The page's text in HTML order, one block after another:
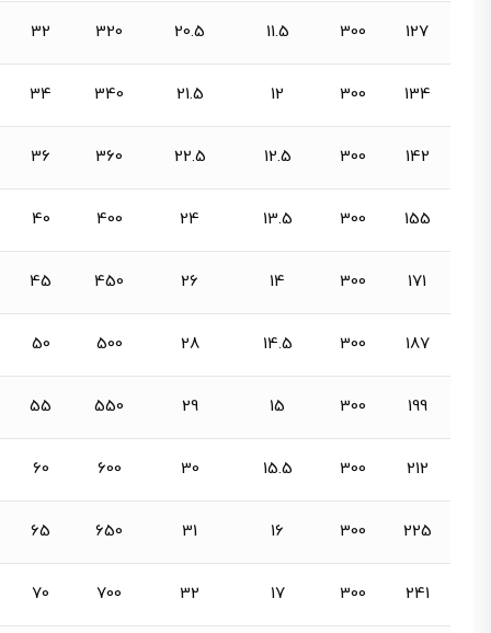
127
300
11.5
20.5
320
32
134
300
12
21.5
340
34
142
300
12.5
22.5
360
36
155
300
13.5
24
400
40
171
300
14
26
450
45
187
300
14.5
28
500
50
199
300
15
29
550
55
212
300
15.5
30
600
60
225
300
16
31
650
65
241
300
17
32
700
70